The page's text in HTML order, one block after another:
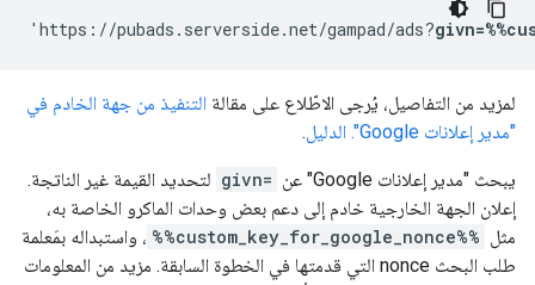
'https://pubads.serverside.net/gampad/ads?
لمزيد من التفاصيل، يُرجى الاطّلاع على مقالة التنفيذ من جهة الخادم في
"مدير إعلانات Google". الدليل
.
يبحث "مدير إعلانات Google" عن givn= لتحديد القيمة غير الناتجة.
إعلان الجهة الخارجية خادم إلى دعم بعض وحدات الماكرو الخاصة به،
مثل %%custom_key_for_google_nonce%% ، واستبداله بمَعلمة
طلب البحث nonce التي قدمتها في الخطوة السابقة. مزيد من المعلومات